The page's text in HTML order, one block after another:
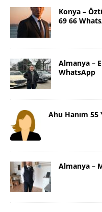
Konya –
69 66
Almanya –
WhatsApp
Ahu Hanım
Almanya –